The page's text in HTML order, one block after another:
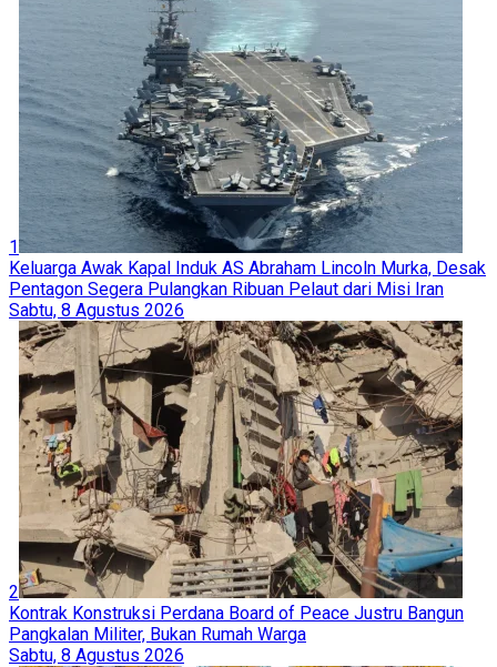
1
Keluarga Awak Kapal Induk AS Abraham Lincoln Murka, Desak
Pentagon Segera Pulangkan Ribuan Pelaut dari Misi Iran
Sabtu, 8 Agustus 2026
2
Kontrak Konstruksi Perdana Board of Peace Justru Bangun
Pangkalan Militer, Bukan Rumah Warga
Sabtu, 8 Agustus 2026